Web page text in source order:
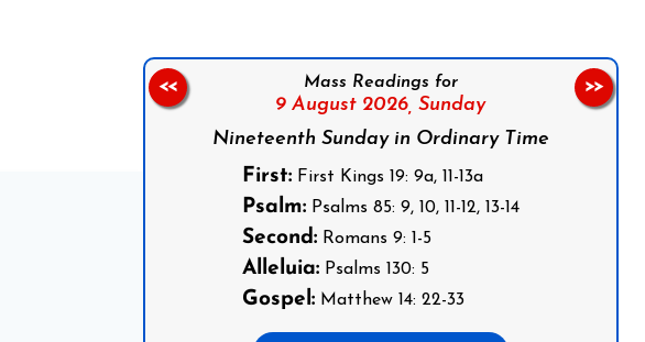
Mass Readings for
9 August 2026, Sunday
Nineteenth Sunday in Ordinary Time
First:First Kings 19: 9a, 11-13a
Psalm:Psalms 85: 9, 10, 11-12, 13-14
Second:Romans 9: 1-5
Alleluia:Psalms 130: 5
Gospel:Matthew 14: 22-33
<< >>